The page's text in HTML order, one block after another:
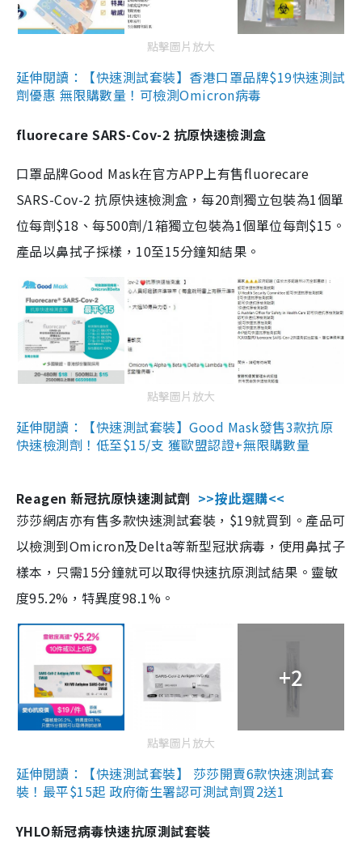
點擊圖片放大
延伸閱讀：【快速測試套裝】香港口罩品牌$19快速測試
劑優惠 無限購數量！可檢測Omicron病毒
fluorecare SARS-Cov-2 抗原快速檢測盒
口罩品牌Good Mask在官方APP上有售fluorecare
SARS-Cov-2 抗原快速檢測盒，每20劑獨立包裝為1個單
位每劑$18、每500劑/1箱獨立包裝為1個單位每劑$15。
產品以鼻拭子採樣，10至15分鐘知結果。
點擊圖片放大
延伸閱讀：【快速測試套裝】Good Mask發售3款抗原
快速檢測劑！低至$15/支 獲歐盟認證+無限購數量
Reagen 新冠抗原快速測試劑 >>按此選購<<
莎莎網店亦有售多款快速測試套裝，$19就買到。產品可
以檢測到Omicron及Delta等新型冠狀病毒，使用鼻拭子
樣本，只需15分鐘就可以取得快速抗原測試結果。靈敏
度95.2%，特異度98.1%。
+2
點擊圖片放大
延伸閱讀：【快速測試套裝】 莎莎開賣6款快速測試套
裝！最平$15起 政府衛生署認可測試劑買2送1
YHLO新冠病毒快速抗原測試套裝